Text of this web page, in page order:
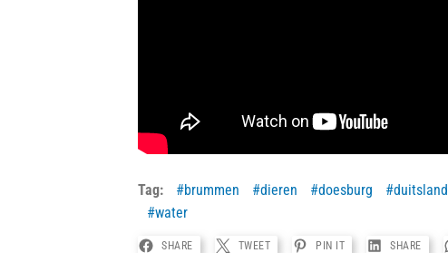
Tag: brummen dieren doesburg duitsland
water
SHARE TWEET PIN IT SHARE